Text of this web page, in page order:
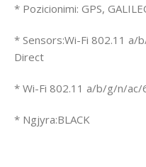
* Pozicionimi: GPS,
* Sensors:Wi-Fi 802.11 a/
Direct
* Wi-Fi 802.11 a/b/g/n/
* Ngjyra:BLACK